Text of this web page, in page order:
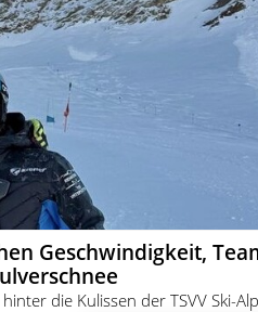
Geschwindigkeit,
hinter die Kulissen der TSVV Ski-